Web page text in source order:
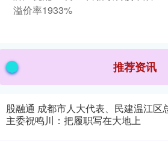
溢价率1933%
推荐资讯
股融通 成都市人大代表、民建温江区
主委祝鸣川：把履职写在大地上